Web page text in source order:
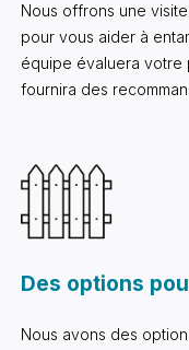
Nous offrons une
pour vous aider à
équipe évaluera votre
fournira des
Des options
Nous avons des